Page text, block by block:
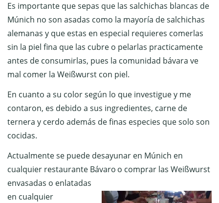
Es importante que sepas que las salchichas blancas de
Múnich no son asadas como la mayoría de salchichas
alemanas y que estas en especial requieres comerlas
sin la piel fina que las cubre o pelarlas practicamente
antes de consumirlas, pues la comunidad bávara ve
mal comer la Weißwurst con piel.
En cuanto a su color según lo que investigue y me
contaron, es debido a sus ingredientes, carne de
ternera y cerdo además de finas especies que solo son
cocidas.
Actualmente se puede desayunar en Múnich en
cualquier restaurante Bávaro o comprar las Weißwurst
envasadas o enlatadas
en cualquier